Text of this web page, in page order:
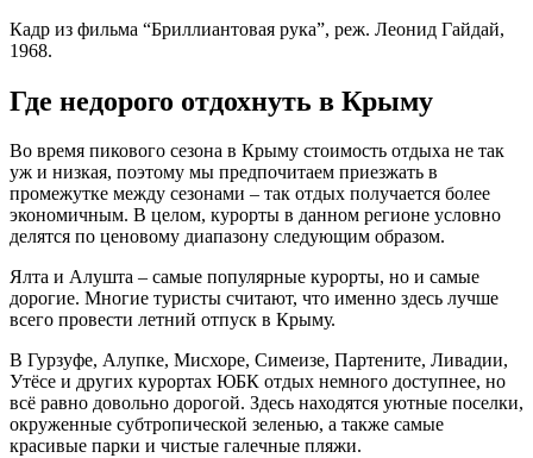
Кадр из фильма “Бриллиантовая рука”, реж. Леонид Гайдай,
1968.
Где недорого отдохнуть в Крыму
Во время пикового сезона в Крыму стоимость отдыха не так
уж и низкая, поэтому мы предпочитаем приезжать в
промежутке между сезонами – так отдых получается более
экономичным. В целом, курорты в данном регионе условно
делятся по ценовому диапазону следующим образом.
Ялта и Алушта – самые популярные курорты, но и самые
дорогие. Многие туристы считают, что именно здесь лучше
всего провести летний отпуск в Крыму.
В Гурзуфе, Алупке, Мисхоре, Симеизе, Партените, Ливадии,
Утёсе и других курортах ЮБК отдых немного доступнее, но
всё равно довольно дорогой. Здесь находятся уютные поселки,
окруженные субтропической зеленью, а также самые
красивые парки и чистые галечные пляжи.